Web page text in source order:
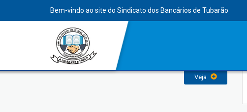
Bem-vindo ao site do Sindicato dos Bancários de Tubarão
Meus dados
Veja